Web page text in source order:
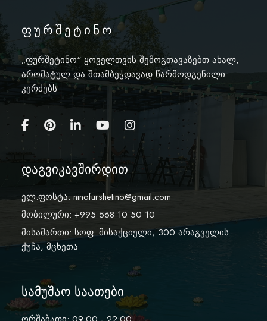
ფურშეტინო
„ფურშეტინო“ ყოველთვის შემოგთავაზებთ ახალ,
არომატულ და შთამბეჭდავად წარმოდგენილი
კერძებს
დაგვიკავშირდით
ელ.ფოსტა: ninofurshetino@gmail.com
მობილური: +995 568 10 50 10
მისამართი: სოფ. მისაქციელი, 300 არაგველის
ქუჩა, მცხეთა
სამუშაო საათები